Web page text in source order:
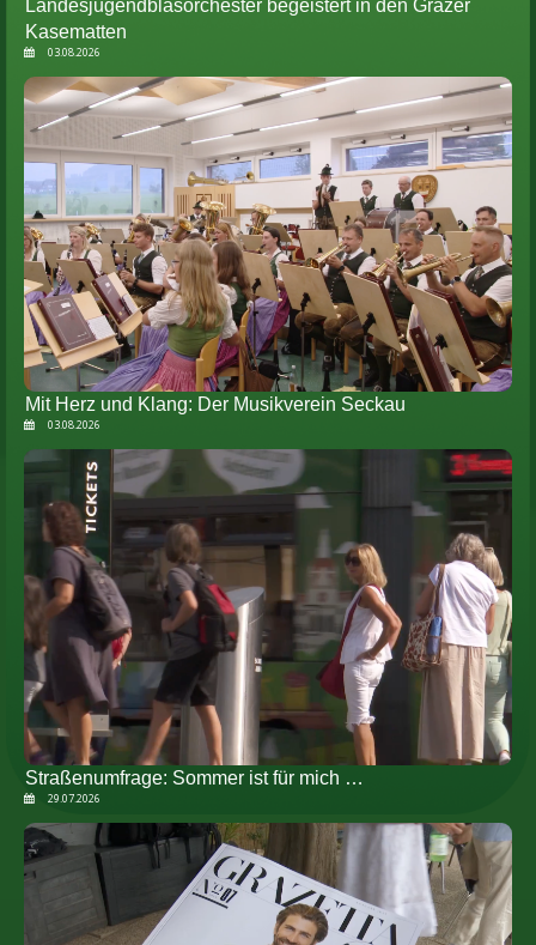
Landesjugendblasorchester begeistert in den Grazer
Kasematten
03.08.2026
Mit Herz und Klang: Der Musikverein Seckau
03.08.2026
Straßenumfrage: Sommer ist für mich …
29.07.2026